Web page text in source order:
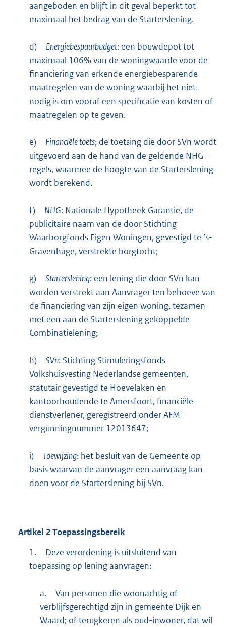
aangeboden en blijft in dit geval beperkt tot
maximaal het bedrag van de Starterslening.
d) Energiebespaarbudget: een bouwdepot tot
maximaal 106% van de woningwaarde voor de
financiering van erkende energiebesparende
maatregelen van de woning waarbij het niet
nodig is om vooraf een specificatie van kosten of
maatregelen op te geven.
e) Financiële toets; de toetsing die door SVn wordt
uitgevoerd aan de hand van de geldende NHG-
regels, waarmee de hoogte van de Starterslening
wordt berekend.
f) NHG: Nationale Hypotheek Garantie, de
publicitaire naam van de door Stichting
Waarborgfonds Eigen Woningen, gevestigd te ’s-
Gravenhage, verstrekte borgtocht;
g) Starterslening: een lening die door SVn kan
worden verstrekt aan Aanvrager ten behoeve van
de financiering van zijn eigen woning, tezamen
met een aan de Starterslening gekoppelde
Combinatielening;
h) SVn: Stichting Stimuleringsfonds
Volkshuisvesting Nederlandse gemeenten,
statutair gevestigd te Hoevelaken en
kantoorhoudende te Amersfoort, financiële
dienstverlener, geregistreerd onder AFM–
vergunningnummer 12013647;
i) Toewijzing: het besluit van de Gemeente op
basis waarvan de aanvrager een aanvraag kan
doen voor de Starterslening bij SVn.
Artikel 2Toepassingsbereik
1.
Deze verordening is uitsluitend van
toepassing op lening aanvragen:
a.
Van personen die woonachtig of
verblijfsgerechtigd zijn in gemeente Dijk en
Waard; of terugkeren als oud-inwoner, dat wil